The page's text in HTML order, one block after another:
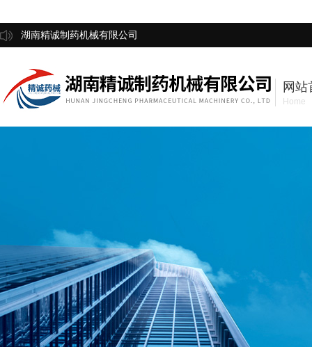
湖南精诚制药机械有限公司
网站
Home